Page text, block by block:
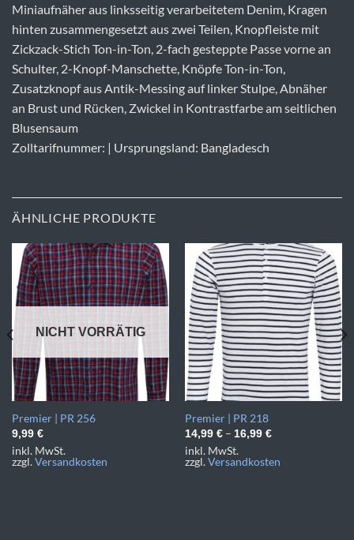
Miniaufnäher aus linksseitig verarbeitetem Denim, Kragen
hinten zusammengesetzt aus zwei Teilen, Knopfleiste mit
Zickzack-Stich Ton-in-Ton, 2-fach gesteppte Passe vorne an
Schulter, 2-Knopf-Manschette, Knöpfe Ton-in-Ton,
Zusatzknopf aus Antik-Messing auf linker Stulpe, Abnäher
an Brust und Rücken, Zwickel in Kontrastfarbe am seitlichen
Blusensaum
Zolltarifnummer: | Ursprungsland: Bangladesch
ÄHNLICHE PRODUKTE
NICHT VORRÄTIG
Premier | PR 256
9,99 €
inkl. MwSt.
zzgl.Versandkosten
Premier | PR 218
14,99 €– 16,99 €
inkl. MwSt.
zzgl.Versandkosten